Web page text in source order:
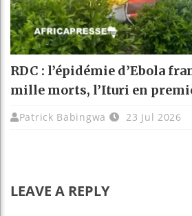
RDC : l’épidémie d’Ebola
mille morts, l’Ituri en
Patrick Babingwa 23 Jul 2026
LEAVE A REPLY